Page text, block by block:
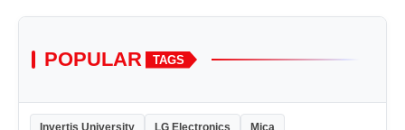
POPULAR TAGS
Invertis University LG Electronics Mica